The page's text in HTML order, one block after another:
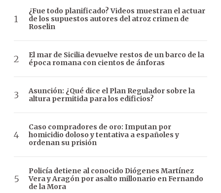
¿Fue todo planificado? Videos muestran el actuar
de los supuestos autores del atroz crimen de
Roselin
El mar de Sicilia devuelve restos de un barco de la
época romana con cientos de ánforas
Asunción: ¿Qué dice el Plan Regulador sobre la
altura permitida para los edificios?
Caso compradores de oro: Imputan por
homicidio doloso y tentativa a españoles y
ordenan su prisión
Policía detiene al conocido Diógenes Martínez
Vera y Aragón por asalto millonario en Fernando
de la Mora